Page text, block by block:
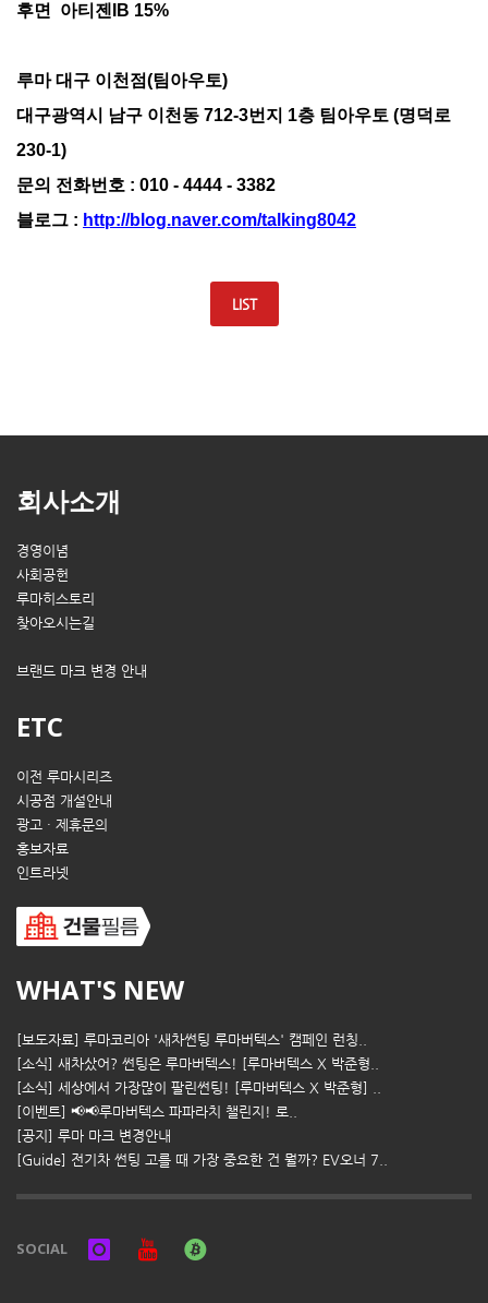
후면
아티젠 IB 15%
루마 대구 이천점(팀아우토)
대구광역시 남구 이천동 712-3번지 1층 팀아우토 (명덕로
230-1)
문의 전화번호 : 010 - 4444 - 3382
블로그 : http://blog.naver.com/talking8042
LIST
회사소개
경영이념
사회공헌
루마히스토리
찾아오시는길
브랜드 마크 변경 안내
ETC
이전 루마시리즈
시공점 개설안내
광고 · 제휴문의
홍보자료
인트라넷
WHAT'S NEW
[보도자료] 루마코리아 '새차썬팅 루마버텍스' 캠페인 런칭..
[소식] 새차샀어? 썬팅은 루마버텍스! [루마버텍스 X 박준형..
[소식] 세상에서 가장많이 팔린썬팅! [루마버텍스 X 박준형] ..
[이벤트] 📢📢루마버텍스 파파라치 챌린지! 로..
[공지] 루마 마크 변경안내
[Guide] 전기차 썬팅 고를 때 가장 중요한 건 뭘까? EV오너 7..
SOCIAL